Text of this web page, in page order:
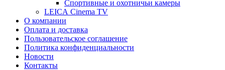
Спортивные и охотничьи камеры
LEICA Cinema TV
О компании
Оплата и доставка
Пользовательское соглашение
Политика конфиденциальности
Новости
Контакты